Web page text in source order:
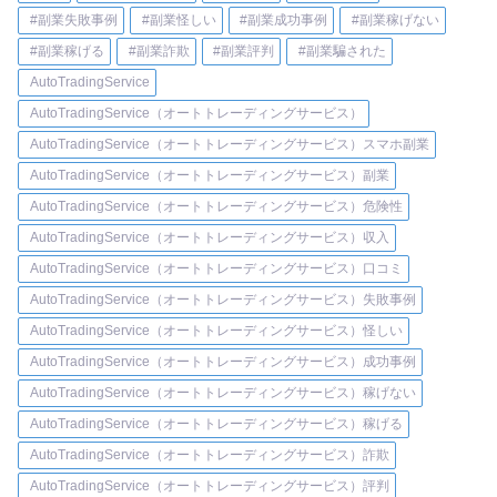
#副業失敗事例 #副業怪しい #副業成功事例
#副業稼げない
#副業稼げる
#副業詐欺 #副業評判
#副業騙された
AutoTradingService
AutoTradingService（オートトレーディングサービス）
AutoTradingService（オートトレーディングサービス）スマホ副業
AutoTradingService（オートトレーディングサービス）副業
AutoTradingService（オートトレーディングサービス）危険性
AutoTradingService（オートトレーディングサービス）収入
AutoTradingService（オートトレーディングサービス）口コミ
AutoTradingService（オートトレーディングサービス）失敗事例
AutoTradingService（オートトレーディングサービス）怪しい
AutoTradingService（オートトレーディングサービス）成功事例
AutoTradingService（オートトレーディングサービス）稼げない
AutoTradingService（オートトレーディングサービス）稼げる
AutoTradingService（オートトレーディングサービス）詐欺
AutoTradingService（オートトレーディングサービス）評判